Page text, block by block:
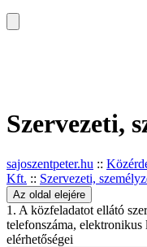
Szervezeti,
sajoszentpeter.hu ::
Kft. :: Szervezeti,
Az oldal elejére
1. A közfeladatot ellátó
telefonszáma,
elérhetőségei